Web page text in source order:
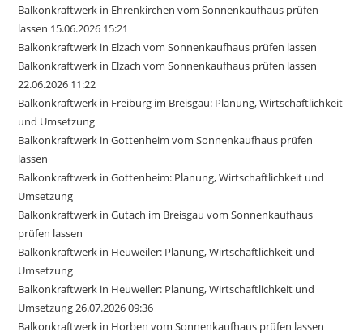
Balkonkraftwerk in Ehrenkirchen vom Sonnenkaufhaus prüfen
lassen 15.06.2026 15:21
Balkonkraftwerk in Elzach vom Sonnenkaufhaus prüfen lassen
Balkonkraftwerk in Elzach vom Sonnenkaufhaus prüfen lassen
22.06.2026 11:22
Balkonkraftwerk in Freiburg im Breisgau: Planung, Wirtschaftlichkeit
und Umsetzung
Balkonkraftwerk in Gottenheim vom Sonnenkaufhaus prüfen
lassen
Balkonkraftwerk in Gottenheim: Planung, Wirtschaftlichkeit und
Umsetzung
Balkonkraftwerk in Gutach im Breisgau vom Sonnenkaufhaus
prüfen lassen
Balkonkraftwerk in Heuweiler: Planung, Wirtschaftlichkeit und
Umsetzung
Balkonkraftwerk in Heuweiler: Planung, Wirtschaftlichkeit und
Umsetzung 26.07.2026 09:36
Balkonkraftwerk in Horben vom Sonnenkaufhaus prüfen lassen